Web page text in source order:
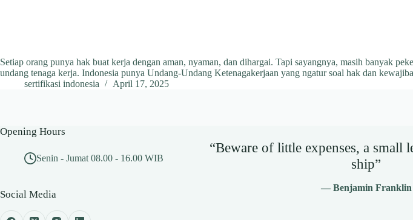
Setiap orang punya hak buat kerja dengan aman, nyaman, dan dihargai. Tapi sayangnya, masih banyak
undang tenaga kerja. Indonesia punya Undang-Undang Ketenagakerjaan yang ngatur soal hak dan
sertifikasi indonesia
April 17, 2025
Opening Hours
Senin - Jumat 08.00 - 16.00 WIB
Social Media
“Beware of little expenses, a small
ship”
— Benjamin Franklin